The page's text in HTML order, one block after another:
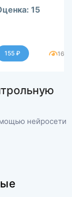
15
155 ₽ 168
нейросети